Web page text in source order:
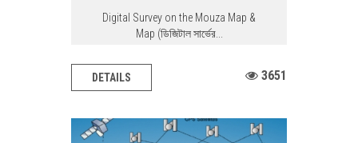
Digital Survey on the Mouza Map &
Map (ডিজিটাল সার্ভের...
DETAILS 3651